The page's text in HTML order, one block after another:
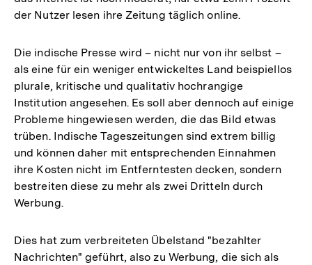
der Nutzer lesen ihre Zeitung täglich online.
Die indische Presse wird – nicht nur von ihr selbst –
als eine für ein weniger entwickeltes Land beispiellos
plurale, kritische und qualitativ hochrangige
Institution angesehen. Es soll aber dennoch auf einige
Probleme hingewiesen werden, die das Bild etwas
trüben. Indische Tageszeitungen sind extrem billig
und können daher mit entsprechenden Einnahmen
ihre Kosten nicht im Entferntesten decken, sondern
bestreiten diese zu mehr als zwei Dritteln durch
Werbung.
Dies hat zum verbreiteten Übelstand "bezahlter
Nachrichten" geführt, also zu Werbung, die sich als